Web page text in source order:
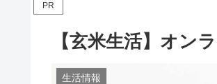
PR
【玄米生活】オン
生活情報